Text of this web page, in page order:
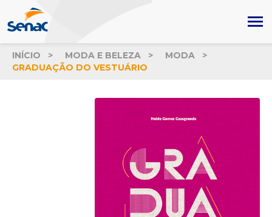
INÍCIO MODA E BELEZA
MODA
GRADUAÇÃO DO VESTUÁRIO